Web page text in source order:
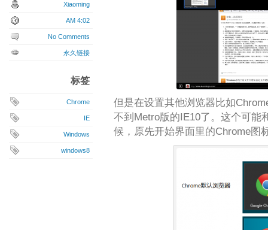
但是在设置其他浏览器比如
不到Metro版的IE10了。这个可能
候，原先开始界面里的Chrome图
Xiaoming
AM 4:02
No Comments
永久链接
标签
Chrome
IE
Windows
windows8